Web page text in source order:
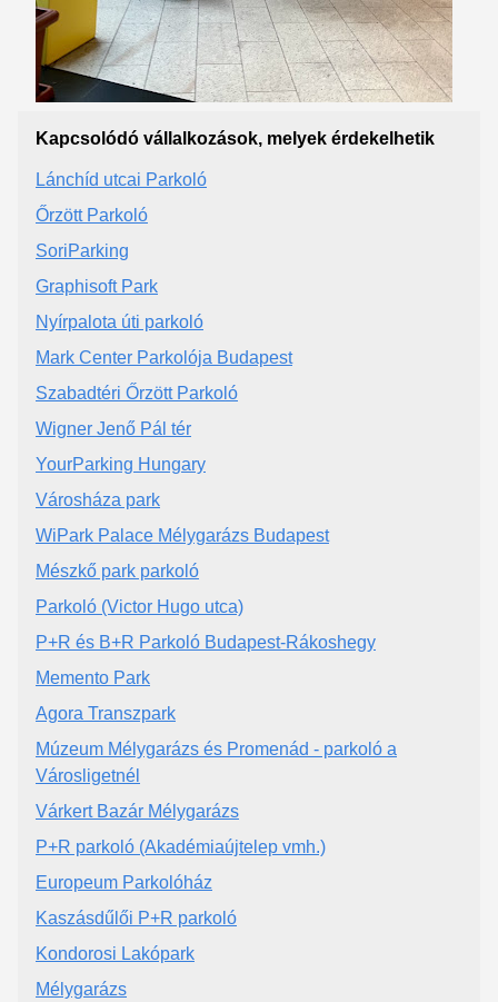
Kapcsolódó vállalkozások, melyek érdekelhetik
Lánchíd utcai Parkoló
Őrzött Parkoló
SoriParking
Graphisoft Park
Nyírpalota úti parkoló
Mark Center Parkolója Budapest
Szabadtéri Őrzött Parkoló
Wigner Jenő Pál tér
YourParking Hungary
Városháza park
WiPark Palace Mélygarázs Budapest
Mészkő park parkoló
Parkoló (Victor Hugo utca)
P+R és B+R Parkoló Budapest-Rákoshegy
Memento Park
Agora Transzpark
Múzeum Mélygarázs és Promenád - parkoló a
Városligetnél
Várkert Bazár Mélygarázs
P+R parkoló (Akadémiaújtelep vmh.)
Europeum Parkolóház
Kaszásdűlői P+R parkoló
Kondorosi Lakópark
Mélygarázs